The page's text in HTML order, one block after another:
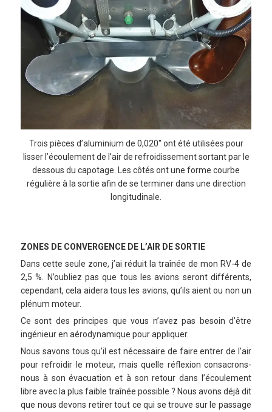
Trois pièces d’aluminium de 0,020″ ont été utilisées pour
lisser l’écoulement de l’air de refroidissement sortant par le
dessous du capotage. Les côtés ont une forme courbe
régulière à la sortie afin de se terminer dans une direction
longitudinale.
ZONES DE CONVERGENCE DE L’AIR DE SORTIE
Dans cette seule zone, j’ai réduit la traînée de mon RV-4 de
2,5 %. N’oubliez pas que tous les avions seront différents,
cependant, cela aidera tous les avions, qu’ils aient ou non un
plénum moteur.
Ce sont des principes que vous n’avez pas besoin d’être
ingénieur en aérodynamique pour appliquer.
Nous savons tous qu’il est nécessaire de faire entrer de l’air
pour refroidir le moteur, mais quelle réflexion consacrons-
nous à son évacuation et à son retour dans l’écoulement
libre avec la plus faible traînée possible ? Nous avons déjà dit
que nous devons retirer tout ce qui se trouve sur le passage